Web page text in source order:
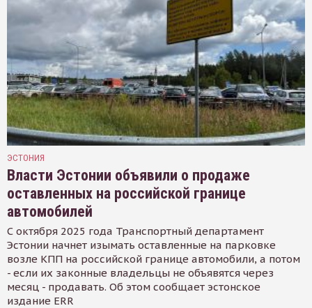
ЭСТОНИЯ
Власти Эстонии объявили о продаже
оставленных на российской границе
автомобилей
С октября 2025 года Транспортный департамент
Эстонии начнет изымать оставленные на парковке
возле КПП на российской границе автомобили, а потом
- если их законные владельцы не объявятся через
месяц - продавать. Об этом сообщает эстонское
издание ERR